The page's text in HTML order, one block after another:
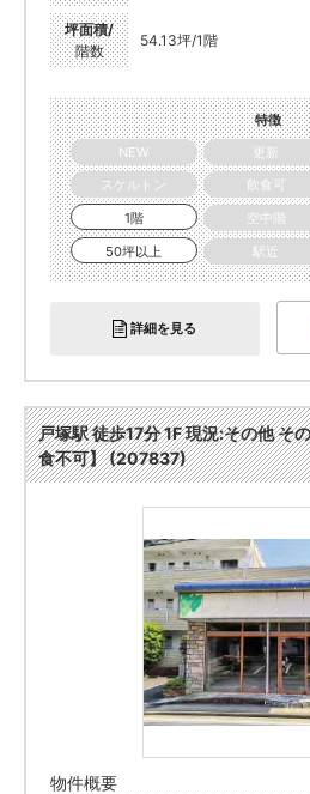
坪面積/
階数
54.13坪/1階
特徴
NEW
更新
スケルトン
飲食可
1階
空中階
50坪以上
駅近
詳細を見る
戸塚駅 徒歩17分 1F 現況:その他 そ
食不可】 (207837)
物件概要